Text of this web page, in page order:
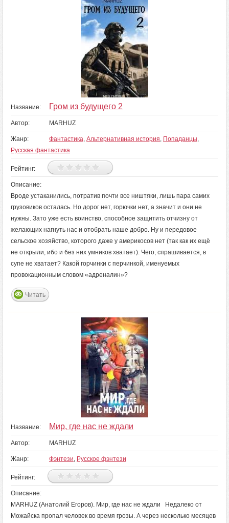
Название: Гром из будущего 2
Автор: MARHUZ
Жанр: Фантастика, Альтернативная история, Попаданцы,
Русская фантастика
Рейтинг:
Описание:
Вроде устаканились, потратив почти все ништяки, лишь пара самих
грузовиков осталась. Но дорог нет, горючки нет, а значит и они не
нужны. Зато уже есть воинство, способное защитить отчизну от
желающих нагнуть нас и отобрать наше добро. Ну и передовое
сельское хозяйство, которого даже у америкосов нет (так как их ещё
не открыли, ибо и без них умников хватает). Чего, спрашивается, в
супе не хватает? Какой горчинки с перчинкой, именуемых
провокационным словом «адреналин»?
Читать
Название: Мир, где нас не ждали
Автор: MARHUZ
Жанр: Фэнтези, Русское фэнтези
Рейтинг:
Описание:
MARHUZ (Анатолий Егоров). Мир, где нас не ждали Недалеко от
Можайска пропал человек во время грозы. А через несколько месяцев